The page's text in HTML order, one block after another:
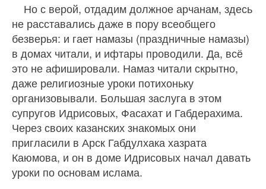
Но с верой, отдадим должное арчанам, здесь
не расставались даже в пору всеобщего
безверья: и гает намазы (праздничные намазы)
в домах читали, и ифтары проводили. Да, всё
это не афишировали. Намаз читали скрытно,
даже религиозные уроки потихоньку
организовывали. Большая заслуга в этом
супругов Идрисовых, Фасахат и Габдерахима.
Через своих казанских знакомых они
пригласили в Арск Габдулхака хазрата
Каюмова, и он в доме Идрисовых начал давать
уроки по основам ислама.